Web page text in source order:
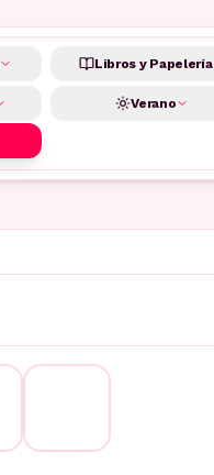
Libros y Papelería
Verano